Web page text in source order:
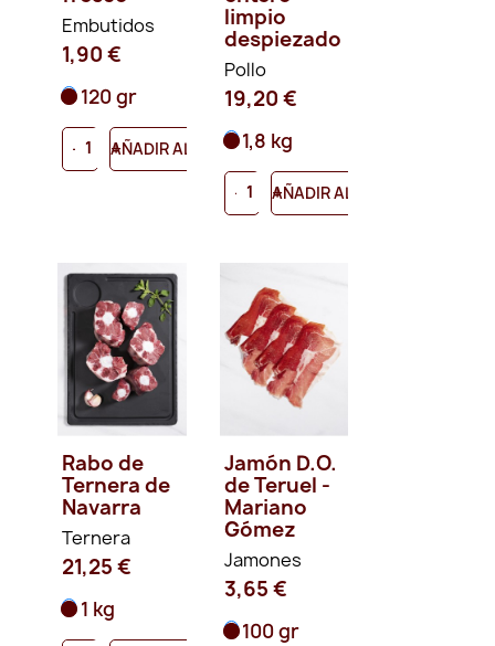
Embutidos
1,90 €
120 gr
- +
AÑADIR AL CARRITO
limpio
despiezado
Pollo
19,20 €
1,8 kg
- +
AÑADIR AL CARRITO
Rabo de
Ternera de
Navarra
Ternera
21,25 €
1 kg
Jamón D.O.
de Teruel -
Mariano
Gómez
Jamones
3,65 €
100 gr